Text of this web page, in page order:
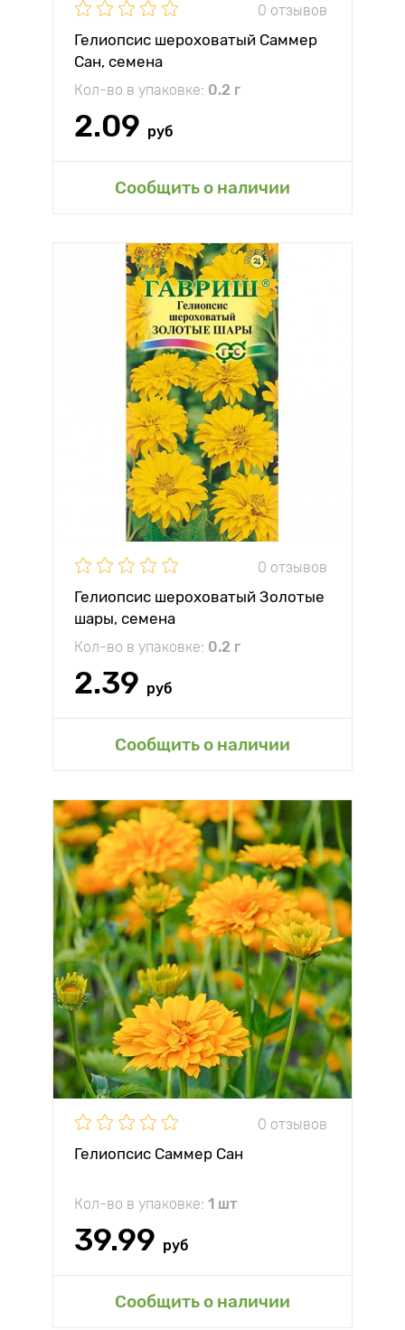
0 отзывов
Гелиопсис шероховатый Саммер
Сан, семена
Кол-во в упаковке: 0.2 г
2.09 руб
Сообщить о наличии
0 отзывов
Гелиопсис шероховатый Золотые
шары, семена
Кол-во в упаковке: 0.2 г
2.39 руб
Сообщить о наличии
0 отзывов
Гелиопсис Саммер Сан
Кол-во в упаковке: 1 шт
39.99 руб
Сообщить о наличии